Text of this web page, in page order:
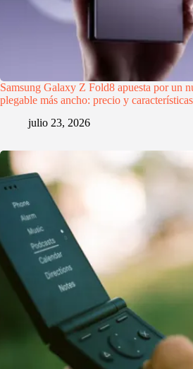
Samsung Galaxy Z Fold8 apuesta por un
plegable más ancho: precio y
julio 23, 2026